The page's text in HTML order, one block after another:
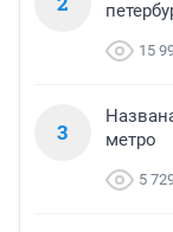
15
3
метро
5